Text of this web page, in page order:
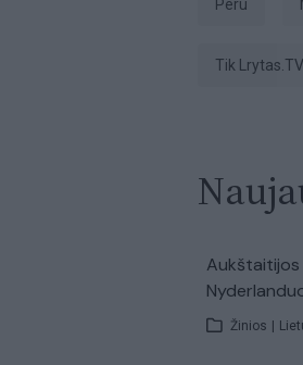
Peru
tik Lrytas.TV
Aukštaitijos
Žinios |